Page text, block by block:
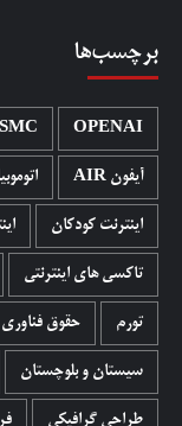
برچسب‌ها
OPENAI
آیفون AIR
اینترنت کودکان
تاکسی های اینترنتی
تورم حقوق فناوری
سیستان و بلوچستان
طراحی گرافیکی